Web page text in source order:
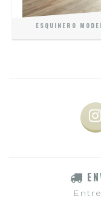
ESQUINERO